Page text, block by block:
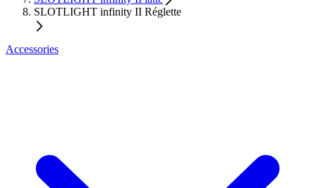
SLOTLIGHT infinity II Réglette
Accessories